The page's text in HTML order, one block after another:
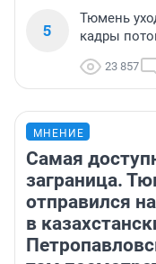
5
Тюмень
кадры
23 857
МНЕНИЕ
Самая
заграница.
отправился
в